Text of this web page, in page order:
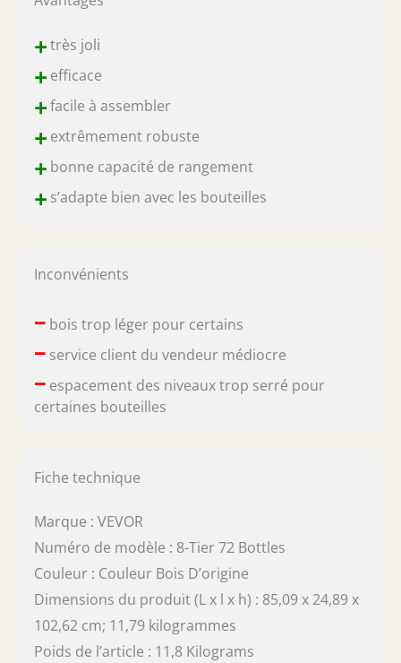
+très joli
+efficace
+facile à assembler
+extrêmement robuste
+bonne capacité de rangement
+s’adapte bien avec les bouteilles
Inconvénients
–bois trop léger pour certains
–service client du vendeur médiocre
–espacement des niveaux trop serré pour
certaines bouteilles
Fiche technique
Marque : VEVOR
Numéro de modèle : 8-Tier 72 Bottles
Couleur : Couleur Bois D’origine
Dimensions du produit (L x l x h) : 85,09 x 24,89 x
102,62 cm; 11,79 kilogrammes
Poids de l’article : 11,8 Kilograms